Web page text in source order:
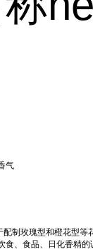
气
制玫瑰型和橙花型等
食、食品、日化香精